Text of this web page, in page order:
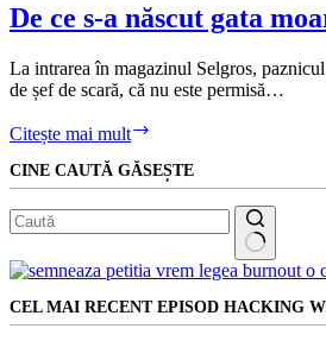
De ce s-a născut gata
La intrarea în magazinul Selgros,
de șef de scară, că nu este permisă…
Citește mai mult
s-
a
născut
gata
capra
Dinescului
CINE CAUTĂ GĂSEȘTE
Niciun
CEL MAI RECENT EPISOD HACKING